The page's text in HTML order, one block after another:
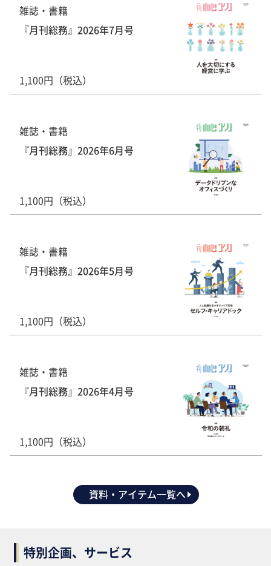
雑誌・書籍
『月刊総務』2026年7月号
1,100円（税込）
雑誌・書籍
『月刊総務』2026年6月号
1,100円（税込）
雑誌・書籍
『月刊総務』2026年5月号
1,100円（税込）
雑誌・書籍
『月刊総務』2026年4月号
1,100円（税込）
資料・アイテム一覧へ
特別企画、サービス